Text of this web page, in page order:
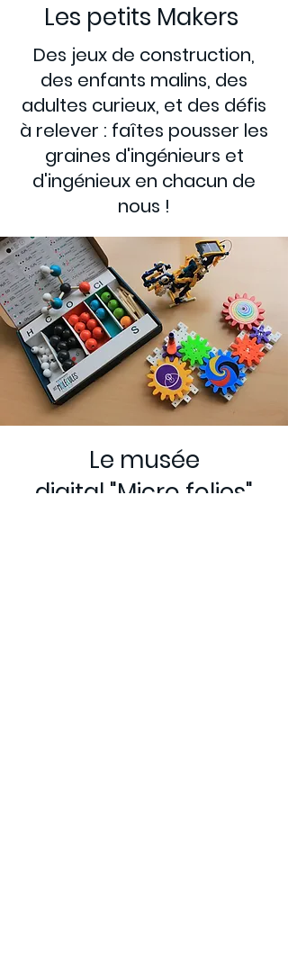
Les petits Makers
Des jeux de construction,
des enfants malins, des
adultes curieux, et des défis
à relever : faîtes pousser les
graines d'ingénieurs et
d'ingénieux en chacun de
nous !
Le musée
digital "Micro folies"